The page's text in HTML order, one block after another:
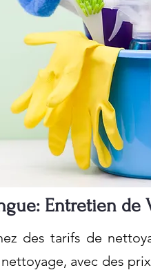
Entretien de
des tarifs de
avec des